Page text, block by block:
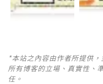
*本站之內容由作者所提供
所有博客的立場、真實性、
任。